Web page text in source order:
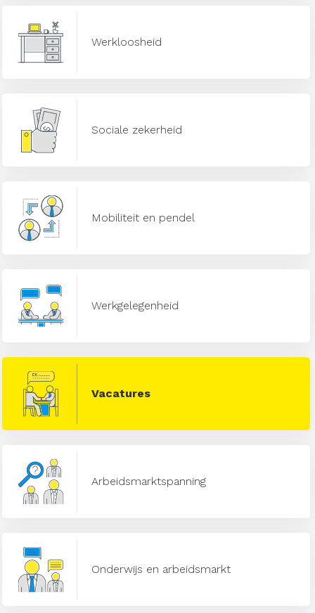
Werkloosheid
Sociale zekerheid
Mobiliteit en pendel
Werkgelegenheid
Vacatures
Arbeidsmarktspanning
Onderwijs en arbeidsmarkt